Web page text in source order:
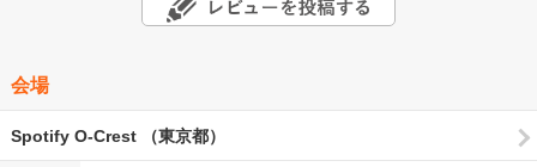
会場
Spotify O-Crest （東京都）